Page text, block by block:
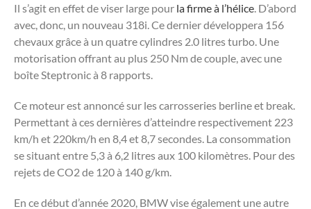
Il s’agit en effet de viser large pour la firme à l’hélice. D’abord
avec, donc, un nouveau 318i. Ce dernier développera 156
chevaux grâce à un quatre cylindres 2.0 litres turbo. Une
motorisation offrant au plus 250 Nm de couple, avec une
boîte Steptronic à 8 rapports.
Ce moteur est annoncé sur les carrosseries berline et break.
Permettant à ces dernières d’atteindre respectivement 223
km/h et 220km/h en 8,4 et 8,7 secondes. La consommation
se situant entre 5,3 à 6,2 litres aux 100 kilomètres. Pour des
rejets de CO2 de 120 à 140 g/km.
En ce début d’année 2020, BMW vise également une autre